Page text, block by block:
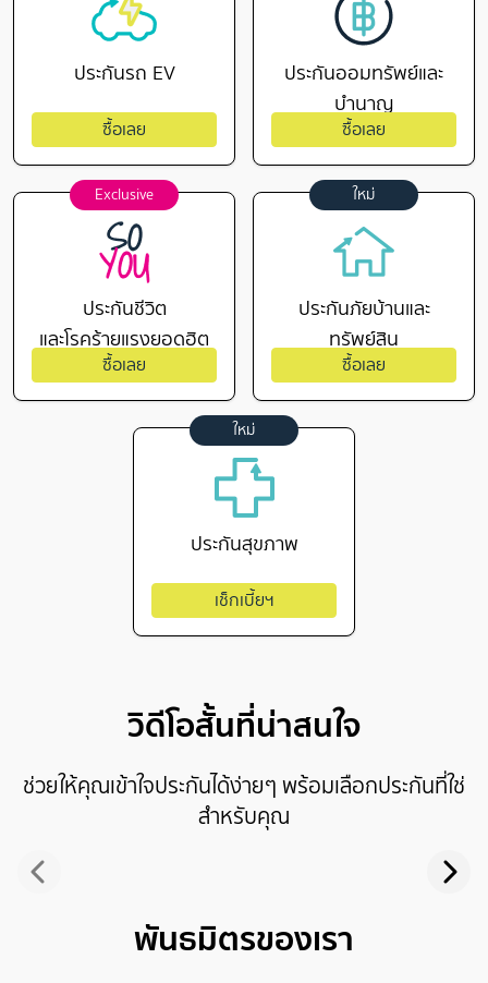
ประกันรถ EV
ซื้อเลย
ประกันออมทรัพย์และ
บำนาญ
ซื้อเลย
Exclusive
ประกันชีวิต
และโรคร้ายแรงยอดฮิต
ซื้อเลย
ใหม่
ประกันภัยบ้านและ
ทรัพย์สิน
ซื้อเลย
ใหม่
ประกันสุขภาพ
เช็กเบี้ยฯ
วิดีโอสั้นที่น่าสนใจ
ช่วยให้คุณเข้าใจประกันได้ง่ายๆ พร้อมเลือกประกันที่ใช่
สำหรับคุณ
พันธมิตรของเรา